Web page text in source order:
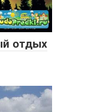
отдых